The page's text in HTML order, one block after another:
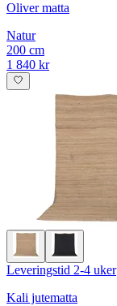
Oliver matta
Natur
200 cm
1 840 kr
Leveringstid 2-4 uker
Kali jutematta